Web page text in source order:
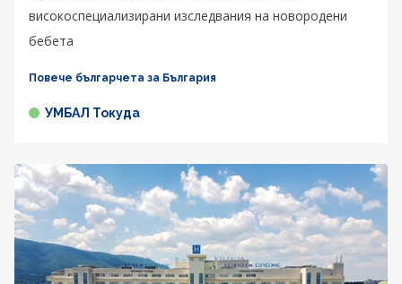
високоспециализирани изследвания на новородени
бебета
Повече българчета за България
УМБАЛ Токуда